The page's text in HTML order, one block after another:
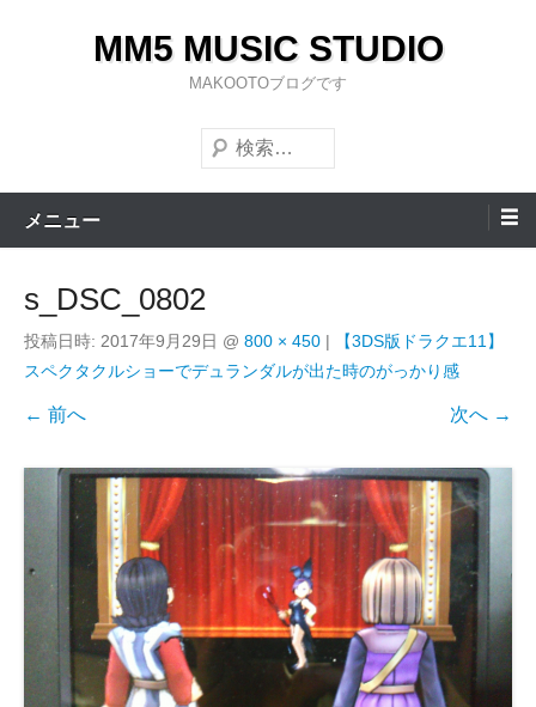
キ
MM5 MUSIC STUDIO
MAKOOTOブログです
検
索
メニュー
s_DSC_0802
投稿日時: 2017年9月29日 @ 800 × 450 |
【3DS版ドラクエ11】
スペクタクルショーでデュランダルが出た時のがっかり感
← 前へ 次へ →